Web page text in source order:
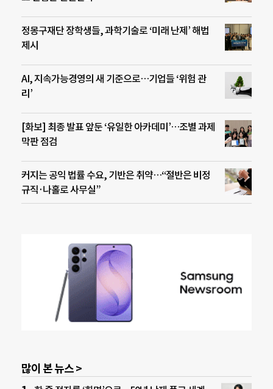
정몽구재단 장학생들, 과학기술로 ‘미래 난제’ 해법
제시
AI, 지속가능경영의 새 기준으로…기업들 ‘위험 관
리’
[화보] 최종 발표 앞둔 ‘유일한 아카데미’…조별 과제
막판 점검
커지는 공익 법률 수요, 기반은 취약…“절반은 비정
규직·나홀로 사무실”
많이 본 뉴스 >